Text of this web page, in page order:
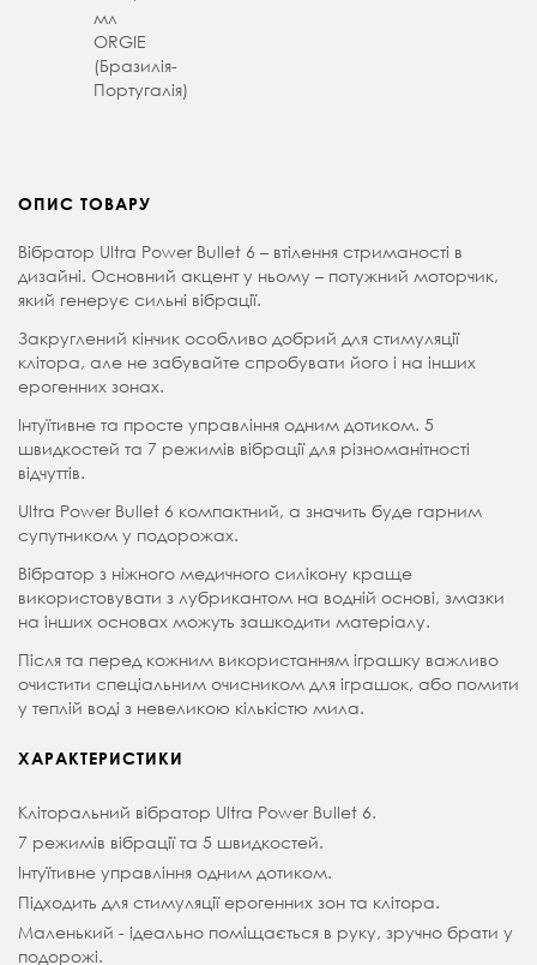
мл
ORGIE
(Бразилія-
Португалія)
ОПИС ТОВАРУ
Вібратор Ultra Power Bullet 6 – втілення стриманості в
дизайні. Основний акцент у ньому – потужний моторчик,
який генерує сильні вібрації.
Закруглений кінчик особливо добрий для стимуляції
клітора, але не забувайте спробувати його і на інших
ерогенних зонах.
Інтуїтивне та просте управління одним дотиком. 5
швидкостей та 7 режимів вібрації для різноманітності
відчуттів.
Ultra Power Bullet 6 компактний, а значить буде гарним
супутником у подорожах.
Вібратор з ніжного медичного силікону краще
використовувати з лубрикантом на водній основі, змазки
на інших основах можуть зашкодити матеріалу.
Після та перед кожним використанням іграшку важливо
очистити спеціальним очисником для іграшок, або помити
у теплій воді з невеликою кількістю мила.
ХАРАКТЕРИСТИКИ
Кліторальний вібратор Ultra Power Bullet 6.
7 режимів вібрації та 5 швидкостей.
Інтуїтивне управління одним дотиком.
Підходить для стимуляції ерогенних зон та клітора.
Маленький - ідеально поміщається в руку, зручно брати у
подорожі.